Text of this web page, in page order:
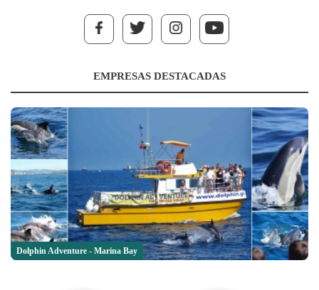
EMPRESAS DESTACADAS
Dolphin Adventure - Marina Bay